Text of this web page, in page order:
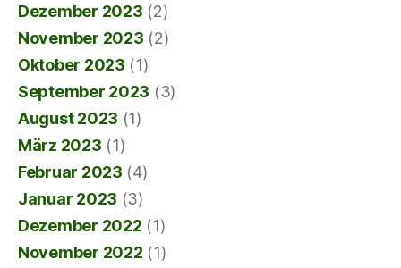
Dezember 2023 (2)
November 2023 (2)
Oktober 2023 (1)
September 2023 (3)
August 2023 (1)
März 2023 (1)
Februar 2023 (4)
Januar 2023 (3)
Dezember 2022 (1)
November 2022 (1)